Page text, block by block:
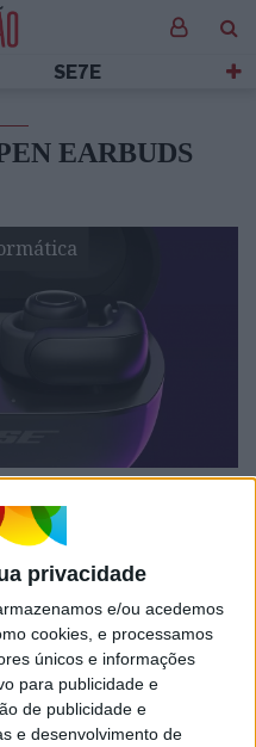
privacidade
e/ou acedemos
cookies, e processamos
únicos e informações
para publicidade e
de publicidade e
e desenvolvimento de
SE7E
EARBUDS
em
(e o mundo)
‘aberto’ com um
que prima pelo
música e muito
com o mundo em
as carteiras